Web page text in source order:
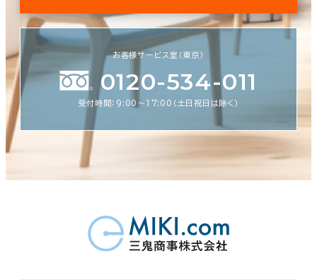
お客様サービス室（東京）
0120-534-011
受付時間：9:00〜17:00（土日祝日は除く）